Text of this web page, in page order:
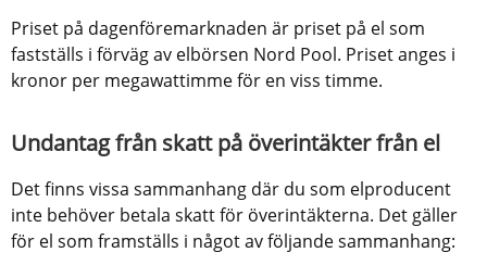
Priset på dagenföremarknaden är priset på el som
fastställs i förväg av elbörsen Nord Pool. Priset anges i
kronor per megawattimme för en viss timme.
Undantag från skatt på överintäkter från el
Det finns vissa sammanhang där du som elproducent
inte behöver betala skatt för överintäkterna. Det gäller
för el som framställs i något av följande sammanhang: